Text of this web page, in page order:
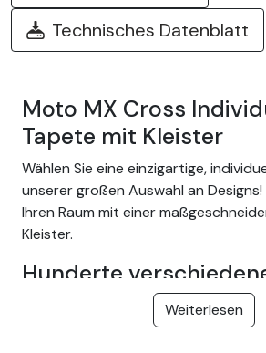
Technisches Datenblatt
Moto MX Cross
Tapete mit Kleister
Wählen Sie eine einzigartige,
unserer großen Auswahl an
Ihren Raum mit einer
Kleister.
Hunderte
Wählen Sie aus unserem breiten
anzubringenden Kleistertapeten mit
Weiterlesen